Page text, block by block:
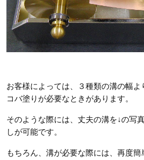
お客様によっては、３種類の溝の幅
コバ塗りが必要なときがあります。
そのような際には、丈夫の溝を↓の写
しが可能です。
もちろん、溝が必要な際には、再度